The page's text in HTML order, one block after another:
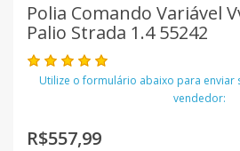
Polia Comando Variável
Palio Strada 1.4 55242
Utilize o formulário abaixo para
vendedor:
R$557,99